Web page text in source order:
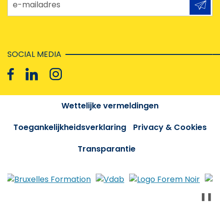
SOCIAL MEDIA
Wettelijke vermeldingen
Toegankelijkheidsverklaring
Privacy & Cookies
Transparantie
❚❚